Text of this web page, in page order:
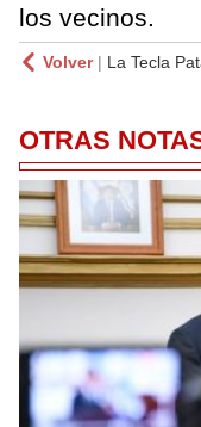
los vecinos.
Volver| La Tecla
OTRAS